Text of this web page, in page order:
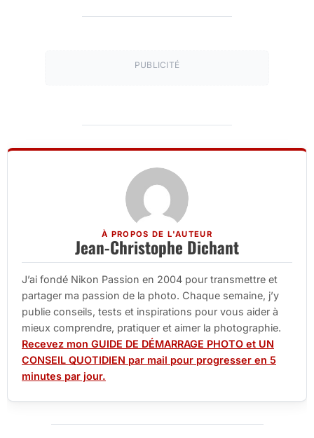
PUBLICITÉ
À PROPOS DE L'AUTEUR
Jean-Christophe Dichant
J’ai fondé Nikon Passion en 2004 pour transmettre et
partager ma passion de la photo. Chaque semaine, j’y
publie conseils, tests et inspirations pour vous aider à
mieux comprendre, pratiquer et aimer la photographie.
Recevez mon GUIDE DE DÉMARRAGE PHOTO et UN
CONSEIL QUOTIDIEN par mail pour progresser en 5
minutes par jour.